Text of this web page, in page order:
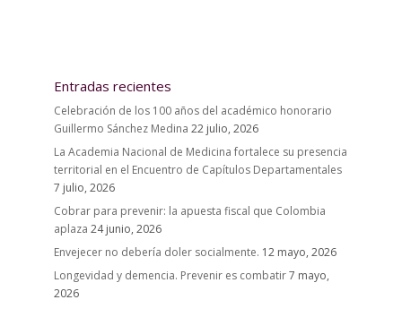
Entradas recientes
Celebración de los 100 años del académico honorario
Guillermo Sánchez Medina 22 julio, 2026
La Academia Nacional de Medicina fortalece su presencia
territorial en el Encuentro de Capítulos Departamentales
7 julio, 2026
Cobrar para prevenir: la apuesta fiscal que Colombia
aplaza 24 junio, 2026
Envejecer no debería doler socialmente. 12 mayo, 2026
Longevidad y demencia. Prevenir es combatir7 mayo,
2026